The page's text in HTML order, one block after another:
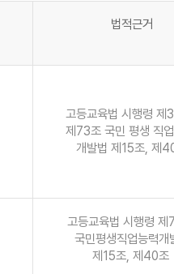
법적근거
고등교육법 시행령 제
제73조 국민 평생 직
개발법 제15조, 제
고등교육법 시행령 제
국민평생직업능력개
제15조, 제40조